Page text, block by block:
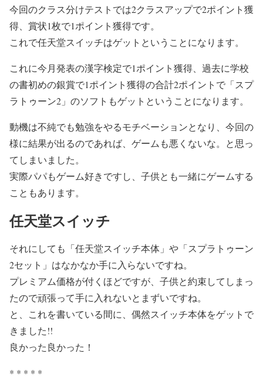
今回のクラス分けテストでは2クラスアップで2ポイント獲
得、賞状1枚で1ポイント獲得です。
これで任天堂スイッチはゲットということになります。
これに今月発表の漢字検定で1ポイント獲得、過去に学校
の書初めの銀賞で1ポイント獲得の合計2ポイントで「スプ
ラトゥーン2」のソフトもゲットということになります。
動機は不純でも勉強をやるモチベーションとなり、今回の
様に結果が出るのであれば、ゲームも悪くないな。と思っ
てしまいました。
実際パパもゲーム好きですし、子供とも一緒にゲームする
こともあります。
任天堂スイッチ
それにしても「任天堂スイッチ本体」や「スプラトゥーン
2セット」はなかなか手に入らないですね。
プレミアム価格が付くほどですが、子供と約束してしまっ
たので頑張って手に入れないとまずいですね。
と、これを書いている間に、偶然スイッチ本体をゲットで
きました!!
良かった良かった！
* * * * *